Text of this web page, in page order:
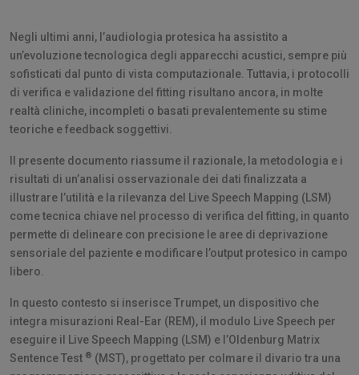
Negli ultimi anni, l’audiologia protesica ha assistito a
un’evoluzione tecnologica degli apparecchi acustici, sempre più
sofisticati dal punto di vista computazionale. Tuttavia, i protocolli
di verifica e validazione del fitting risultano ancora, in molte
realtà cliniche, incompleti o basati prevalentemente su stime
teoriche e feedback soggettivi.
Il presente documento riassume il razionale, la metodologia e i
risultati di un’analisi osservazionale dei dati finalizzata a
illustrare l’utilità e la rilevanza del Live Speech Mapping (LSM)
come tecnica chiave nel processo di verifica del fitting, in quanto
permette di delineare con precisione le aree di deprivazione
sensoriale del paziente e modificare l’output protesico in campo
libero.
In questo contesto si inserisce Trumpet, un dispositivo che
integra misurazioni Real-Ear (REM), il modulo Live Speech per
eseguire il Live Speech Mapping (LSM) e l’Oldenburg Matrix
Sentence Test ® (MST), progettato per colmare il divario tra una